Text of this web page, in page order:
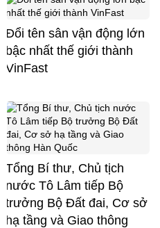
Đổi tên sân vận động lớn
bậc nhất thế giới thành
VinFast
Tổng Bí thư, Chủ tịch
nước Tô Lâm tiếp Bộ
trưởng Bộ Đất đai, Cơ sở
hạ tầng và Giao thông